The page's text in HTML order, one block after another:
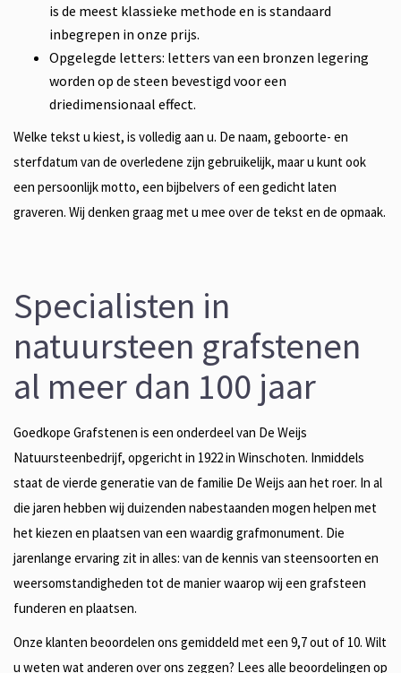
is de meest klassieke methode en is standaard
inbegrepen in onze prijs.
Opgelegde letters: letters van een bronzen legering
worden op de steen bevestigd voor een
driedimensionaal effect.
Welke tekst u kiest, is volledig aan u. De naam, geboorte- en
sterfdatum van de overledene zijn gebruikelijk, maar u kunt ook
een persoonlijk motto, een bijbelvers of een gedicht laten
graveren. Wij denken graag met u mee over de tekst en de opmaak.
Specialisten in
natuursteen grafstenen
al meer dan 100 jaar
Goedkope Grafstenen is een onderdeel van De Weijs
Natuursteenbedrijf, opgericht in 1922 in Winschoten. Inmiddels
staat de vierde generatie van de familie De Weijs aan het roer. In al
die jaren hebben wij duizenden nabestaanden mogen helpen met
het kiezen en plaatsen van een waardig grafmonument. Die
jarenlange ervaring zit in alles: van de kennis van steensoorten en
weersomstandigheden tot de manier waarop wij een grafsteen
funderen en plaatsen.
Onze klanten beoordelen ons gemiddeld met een 9,7 out of 10. Wilt
u weten wat anderen over ons zeggen? Lees alle beoordelingen op